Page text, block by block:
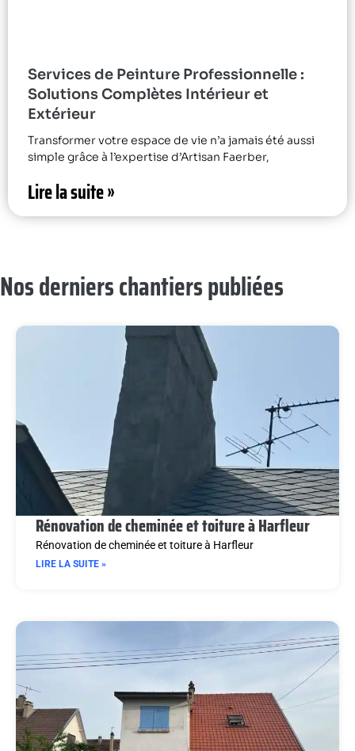
Services de Peinture Professionnelle :
Solutions Complètes Intérieur et
Extérieur
Transformer votre espace de vie n’a jamais été aussi
simple grâce à l’expertise d’Artisan Faerber,
Lire la suite »
Nos derniers chantiers publiées
Rénovation de cheminée et toiture à Harfleur
Rénovation de cheminée et toiture à Harfleur
LIRE LA SUITE »